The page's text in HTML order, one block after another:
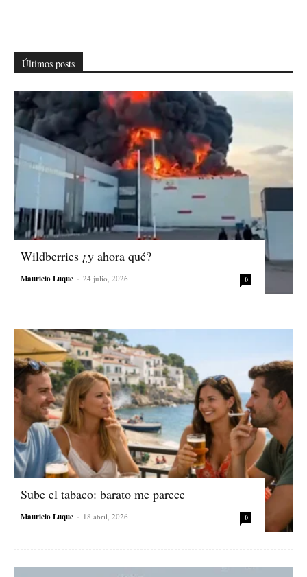
Últimos posts
Wildberries ¿y ahora qué?
Mauricio Luque - 24 julio, 2026 0
Sube el tabaco: barato me parece
Mauricio Luque - 18 abril, 2026 0